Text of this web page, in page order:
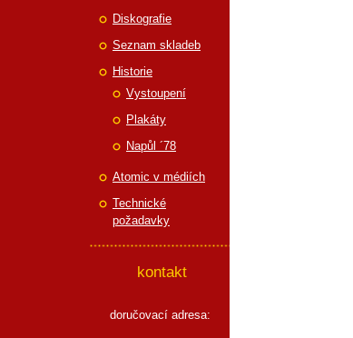
Diskografie
Seznam skladeb
Historie
Vystoupení
Plakáty
Napůl ´78
Atomic v médiích
Technické
požadavky
kontakt
doručovací adresa: